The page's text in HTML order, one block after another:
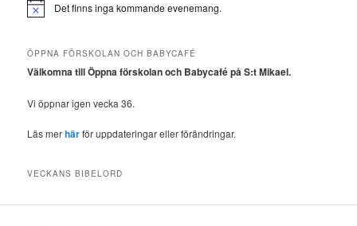
Notis Det finns inga kommande evenemang.
ÖPPNA FÖRSKOLAN OCH BABYCAFÉ
Välkomna till Öppna förskolan och Babycafé på S:t Mikael.
Vi öppnar igen vecka 36.
Läs merhärför uppdateringar eller förändringar.
VECKANS BIBELORD